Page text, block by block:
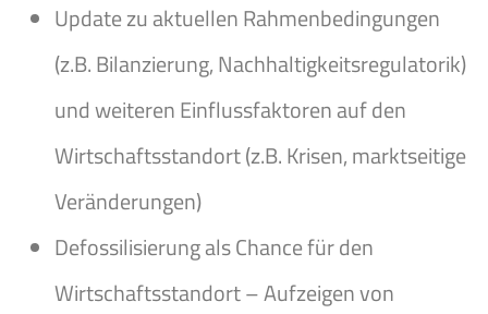
Update zu aktuellen Rahmenbedingungen
(z.B. Bilanzierung, Nachhaltigkeitsregulatorik)
und weiteren Einflussfaktoren auf den
Wirtschaftsstandort (z.B. Krisen, marktseitige
Veränderungen)
Defossilisierung als Chance für den
Wirtschaftsstandort – Aufzeigen von